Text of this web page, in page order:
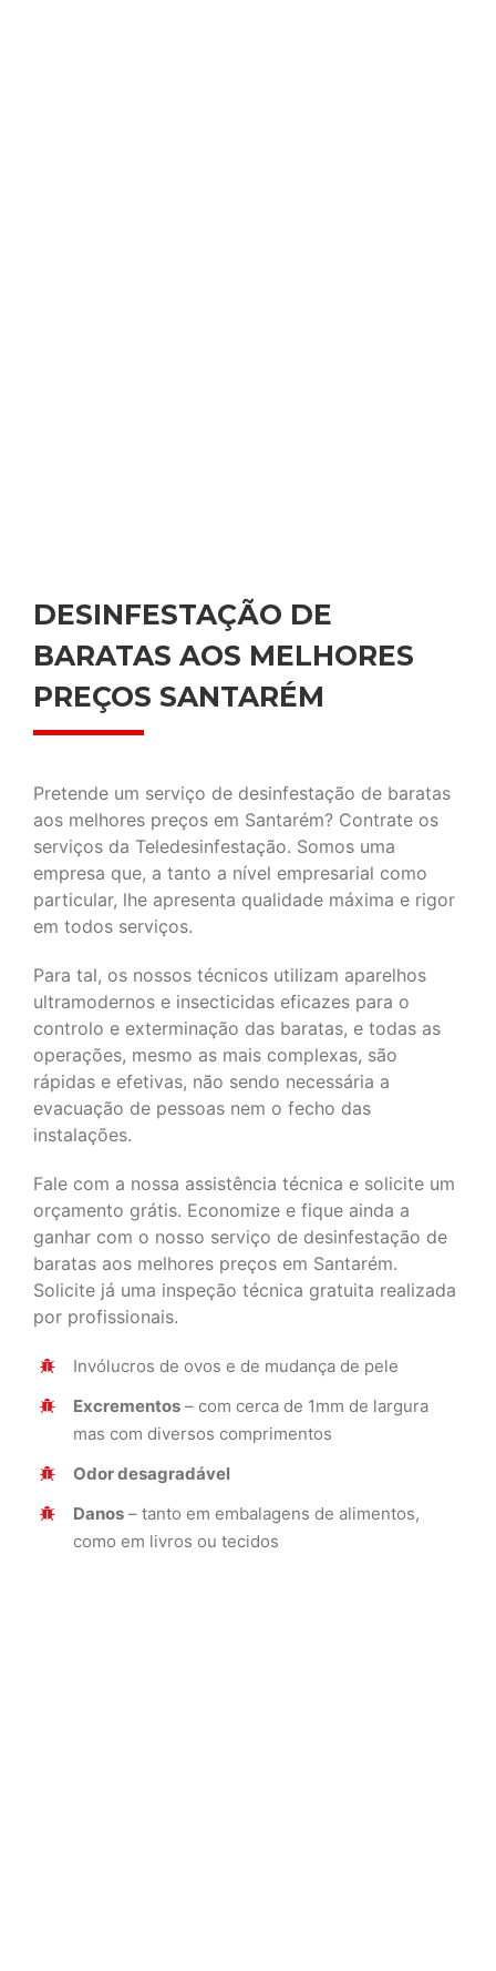
DESINFESTAÇÃO DE
BARATAS AOS MELHORES
PREÇOS SANTARÉM
Pretende um serviço de desinfestação de baratas
aos melhores preços em Santarém? Contrate os
serviços da Teledesinfestação. Somos uma
empresa que, a tanto a nível empresarial como
particular, lhe apresenta qualidade máxima e rigor
em todos serviços.
Para tal, os nossos técnicos utilizam aparelhos
ultramodernos e insecticidas eficazes para o
controlo e exterminação das baratas, e todas as
operações, mesmo as mais complexas, são
rápidas e efetivas, não sendo necessária a
evacuação de pessoas nem o fecho das
instalações.
Fale com a nossa assistência técnica e solicite um
orçamento grátis. Economize e fique ainda a
ganhar com o nosso serviço de desinfestação de
baratas aos melhores preços em Santarém.
Solicite já uma inspeção técnica gratuita realizada
por profissionais.
Invólucros de ovos e de mudança de pele
Excrementos – com cerca de 1mm de largura
mas com diversos comprimentos
Odor desagradável
Danos – tanto em embalagens de alimentos,
como em livros ou tecidos